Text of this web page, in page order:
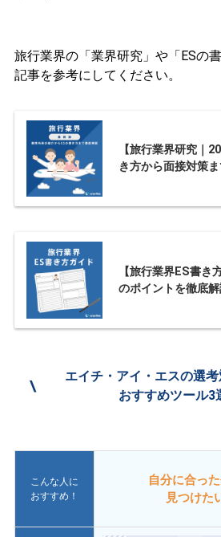
旅行業界の「業界研究」や「ESの
記事を参考にしてください。
【旅行業界研究｜
き方から面接対策
【旅行業界ES書き
のポイントを徹底解
\
エイチ・アイ・エスの選考
おすすめツール3
こんな人に
おすすめ！
自分に合っ
見つけた